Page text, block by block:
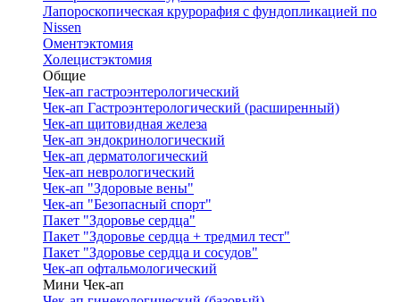
Лапороскопическая крурорафия с фундопликацией по
Nissen
Оментэктомия
Холецистэктомия
Общие
Чек-ап гастроэнтерологический
Чек-ап Гастроэнтерологический (расширенный)
Чек-ап щитовидная железа
Чек-ап эндокринологический
Чек-ап дерматологический
Чек-ап неврологический
Чек-ап "Здоровые вены"
Чек-ап "Безопасный спорт"
Пакет "Здоровье сердца"
Пакет "Здоровье сердца + тредмил тест"
Пакет "Здоровье сердца и сосудов"
Чек-ап офтальмологический
Мини Чек-ап